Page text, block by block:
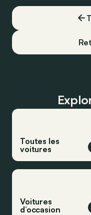
Toutes les
voitures
Voitures
d’occasion